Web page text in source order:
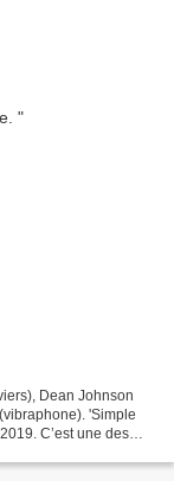
Dean Johnson
'Simple
C’est une des